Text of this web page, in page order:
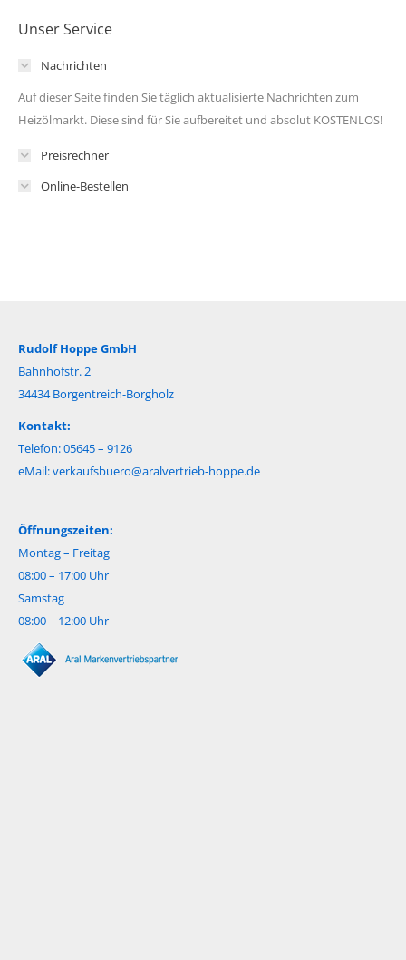
Unser Service
Nachrichten
Auf dieser Seite finden Sie täglich aktualisierte Nachrichten zum
Heizölmarkt. Diese sind für Sie aufbereitet und absolut KOSTENLOS!
Preisrechner
Online-Bestellen
Rudolf Hoppe GmbH
Bahnhofstr. 2
34434 Borgentreich-Borgholz
Kontakt:
Telefon: 05645 – 9126
eMail:verkaufsbuero@aralvertrieb-hoppe.de
Öffnungszeiten:
Montag – Freitag
08:00 – 17:00 Uhr
Samstag
08:00 – 12:00 Uhr